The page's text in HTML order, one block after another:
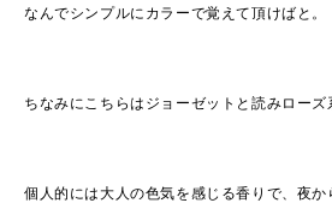
なんでシンプルにカラーで覚えて頂けばと。
ちなみにこちらはジョーゼットと読みローズ
個人的には大人の色気を感じる香りで、夜